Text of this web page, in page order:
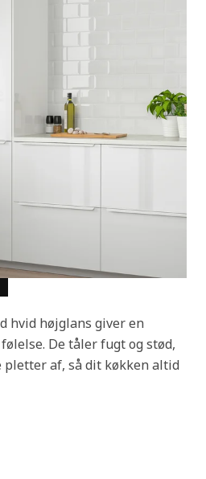
hvid højglans giver en
De tåler fugt og stød,
af, så dit køkken altid